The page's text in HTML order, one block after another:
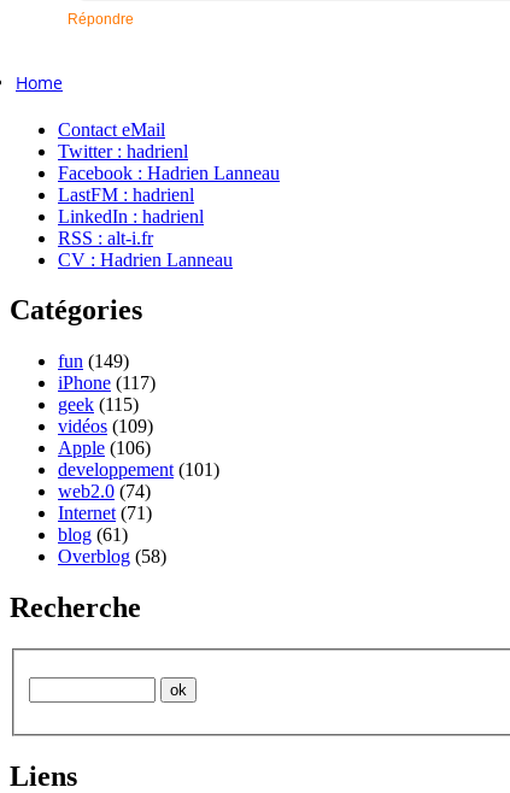
Répondre
Home
Contact eMail
Twitter : hadrienl
Facebook : Hadrien Lanneau
LastFM : hadrienl
LinkedIn : hadrienl
RSS : alt-i.fr
CV : Hadrien Lanneau
Catégories
fun (149)
iPhone (117)
geek (115)
vidéos (109)
Apple (106)
developpement (101)
web2.0 (74)
Internet (71)
blog (61)
Overblog (58)
Recherche
Liens